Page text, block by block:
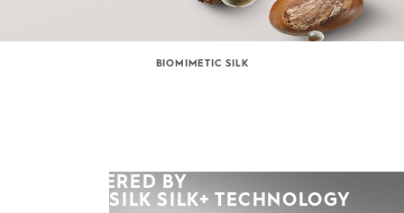
BIOMIMETIC SILK
POWERED BY
KERASILK SILK+ TECHNOLOGY